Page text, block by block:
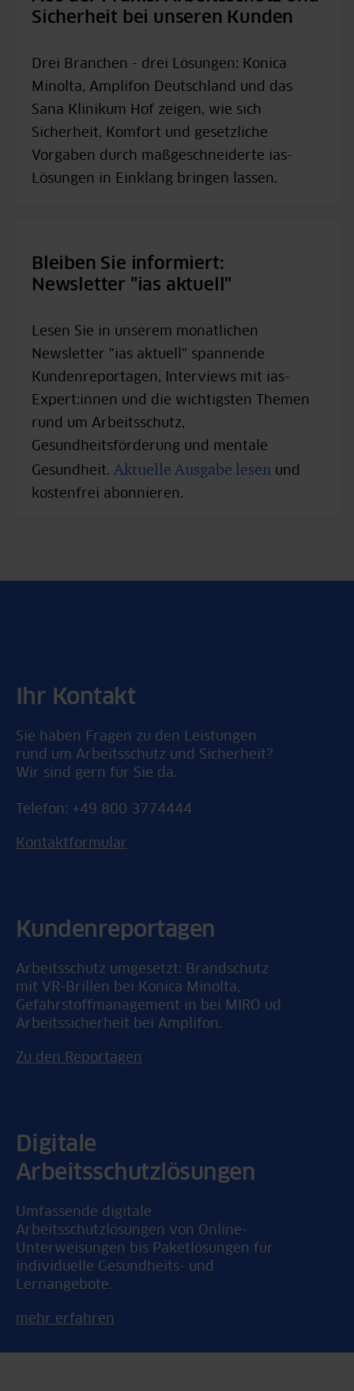
Sicherheit bei unseren Kunden
Drei Branchen - drei Lösungen: Konica
Minolta, Amplifon Deutschland und das
Sana Klinikum Hof zeigen, wie sich
Sicherheit, Komfort und gesetzliche
Vorgaben durch maßgeschneiderte ias-
Lösungen in Einklang bringen lassen.
Bleiben Sie informiert:
Newsletter "ias aktuell"
Lesen Sie in unserem monatlichen
Newsletter "ias aktuell" spannende
Kundenreportagen, Interviews mit ias-
Expert:innen und die wichtigsten Themen
rund um Arbeitsschutz,
Gesundheitsförderung und mentale
Gesundheit. Aktuelle Ausgabe lesen und
kostenfrei abonnieren.
Ihr Kontakt
Sie haben Fragen zu den Leistungen
rund um Arbeitsschutz und Sicherheit?
Wir sind gern für Sie da.
Telefon: +49 800 3774444
Kontaktformular
Kundenreportagen
Arbeitsschutz umgesetzt: Brandschutz
mit VR-Brillen bei Konica Minolta,
Gefahrstoffmanagement in bei MIRO ud
Arbeitssicherheit bei Amplifon.
Zu den Reportagen
Digitale
Arbeitsschutzlösungen
Umfassende digitale
Arbeitsschutzlösungen von Online-
Unterweisungen bis Paketlösungen für
individuelle Gesundheits- und
Lernangebote.
mehr erfahren